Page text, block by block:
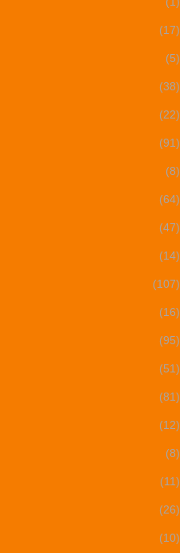
(17)
(5)
(38)
(22)
(91)
(8)
(64)
(47)
(14)
(107)
(16)
(95)
(51)
(81)
(12)
(8)
(11)
(26)
(10)